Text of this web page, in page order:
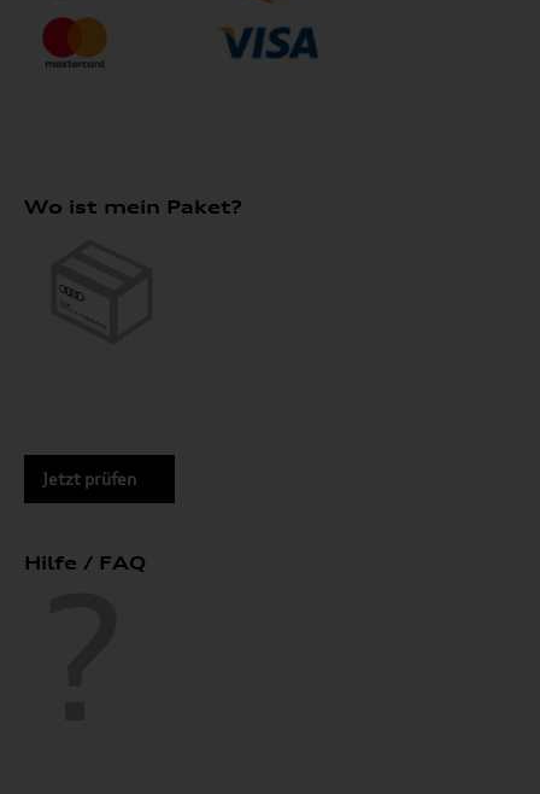
Wo ist mein Paket?
Jetzt prüfen
Hilfe / FAQ